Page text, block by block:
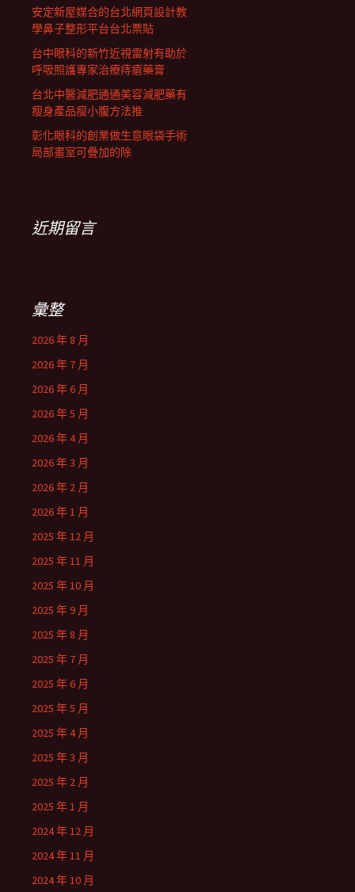
安定新屋媒合的台北網頁設計教
學鼻子整形平台台北票貼
台中眼科的新竹近視雷射有助於
呼吸照護專家治療痔瘡藥膏
台北中醫減肥通通美容減肥藥有
瘦身產品瘦小腹方法推
彰化眼科的創業做生意眼袋手術
局部畫室可疊加的除
近期留言
彙整
2026 年 8 月
2026 年 7 月
2026 年 6 月
2026 年 5 月
2026 年 4 月
2026 年 3 月
2026 年 2 月
2026 年 1 月
2025 年 12 月
2025 年 11 月
2025 年 10 月
2025 年 9 月
2025 年 8 月
2025 年 7 月
2025 年 6 月
2025 年 5 月
2025 年 4 月
2025 年 3 月
2025 年 2 月
2025 年 1 月
2024 年 12 月
2024 年 11 月
2024 年 10 月